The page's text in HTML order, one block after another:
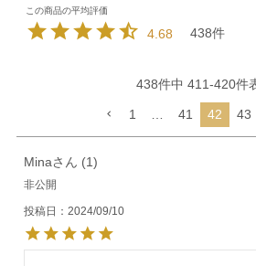
4.68 438
438件中 411-420件
1 41 42 43
Mina 1
非公開
投稿日 2024/09/10